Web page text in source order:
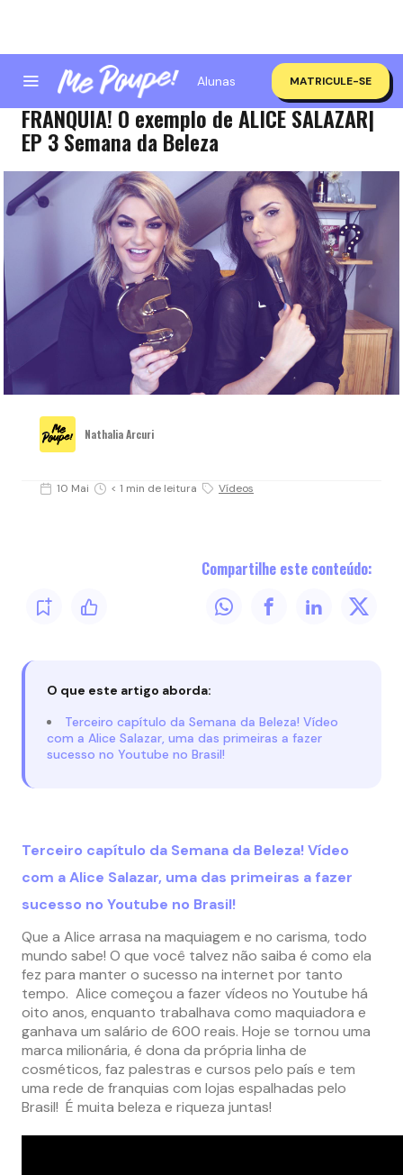
Alunas MATRICULE-SE
DE R$600 de salário A DONA DE
FRANQUIA! O exemplo de ALICE SALAZAR|
EP 3 Semana da Beleza
Nathalia Arcuri
10 Mai < 1 min de leitura Vídeos
Compartilhe este conteúdo:
O que este artigo aborda:
Terceiro capítulo da Semana da Beleza! Vídeo
com a Alice Salazar, uma das primeiras a fazer
sucesso no Youtube no Brasil!
Terceiro capítulo da Semana da Beleza! Vídeo
com a Alice Salazar, uma das primeiras a fazer
sucesso no Youtube no Brasil!
Que a Alice arrasa na maquiagem e no carisma, todo
mundo sabe! O que você talvez não saiba é como ela
fez para manter o sucesso na internet por tanto
tempo. Alice começou a fazer vídeos no Youtube há
oito anos, enquanto trabalhava como maquiadora e
ganhava um salário de 600 reais. Hoje se tornou uma
marca milionária, é dona da própria linha de
cosméticos, faz palestras e cursos pelo país e tem
uma rede de franquias com lojas espalhadas pelo
Brasil! É muita beleza e riqueza juntas!